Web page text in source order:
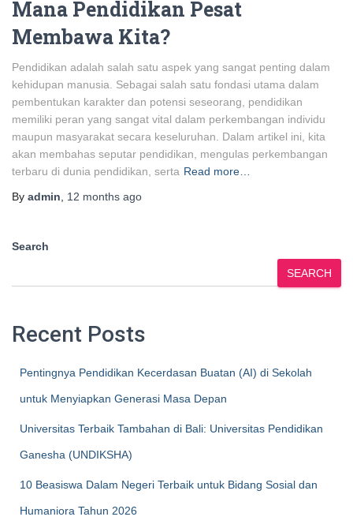
Mana Pendidikan Pesat
Membawa Kita?
Pendidikan adalah salah satu aspek yang sangat penting dalam
kehidupan manusia. Sebagai salah satu fondasi utama dalam
pembentukan karakter dan potensi seseorang, pendidikan
memiliki peran yang sangat vital dalam perkembangan individu
maupun masyarakat secara keseluruhan. Dalam artikel ini, kita
akan membahas seputar pendidikan, mengulas perkembangan
terbaru di dunia pendidikan, serta Read more…
By admin 12 months ago
Search
SEARCH
Recent Posts
Pentingnya Pendidikan Kecerdasan Buatan (AI) di Sekolah
untuk Menyiapkan Generasi Masa Depan
Universitas Terbaik Tambahan di Bali: Universitas Pendidikan
Ganesha (UNDIKSHA)
10 Beasiswa Dalam Negeri Terbaik untuk Bidang Sosial dan
Humaniora Tahun 2026